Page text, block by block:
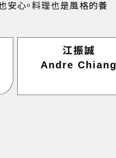
安心。料理也是風格的養
江振誠
Andre Chiang